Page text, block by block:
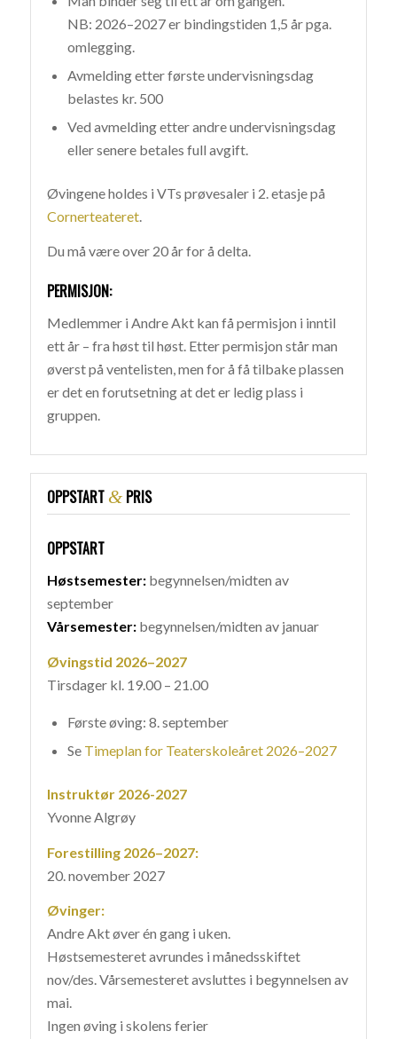
NB: 2026–2027 er bindingstiden 1,5 år pga.
omlegging.
Avmelding etter første undervisningsdag
belastes kr. 500
Ved avmelding etter andre undervisningsdag
eller senere betales full avgift.
Øvingene holdes i VTs prøvesaler i 2. etasje på
Cornerteateret.
Du må være over 20 år for å delta.
PERMISJON:
Medlemmer i Andre Akt kan få permisjon i inntil
ett år – fra høst til høst. Etter permisjon står man
øverst på ventelisten, men for å få tilbake plassen
er det en forutsetning at det er ledig plass i
gruppen.
OPPSTART &PRIS
OPPSTART
Høstsemester:begynnelsen/midten av
september
Vårsemester:begynnelsen/midten av januar
Øvingstid 2026–2027
Tirsdager kl. 19.00 – 21.00
Første øving: 8. september
Se Timeplan for Teaterskoleåret 2026–2027
Instruktør 2026-2027
Yvonne Algrøy
Forestilling 2026–2027:
20. november 2027
Øvinger:
Andre Akt øver én gang i uken.
Høstsemesteret avrundes i månedsskiftet
nov/des. Vårsemesteret avsluttes i begynnelsen av
mai.
Ingen øving i skolens ferier